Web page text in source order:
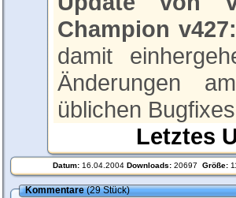
Champion v427:
damit
Änderungen
üblichen Bugfixes
Letztes
Datum: 16.04.2004 Downloads: 20697 Größe:
Kommentare(29 Stück)